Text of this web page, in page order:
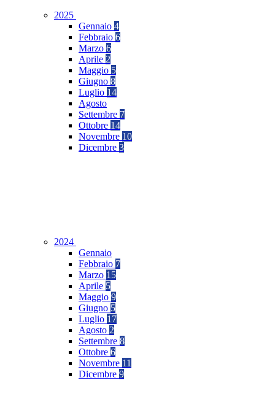
2025
Gennaio 4
Febbraio 6
Marzo 6
Aprile 2
Maggio 5
Giugno 8
Luglio 14
Agosto
Settembre 7
Ottobre 14
Novembre 10
Dicembre 3
2024
Gennaio
Febbraio 7
Marzo 15
Aprile 5
Maggio 9
Giugno 5
Luglio 17
Agosto 2
Settembre 8
Ottobre 6
Novembre 11
Dicembre 9